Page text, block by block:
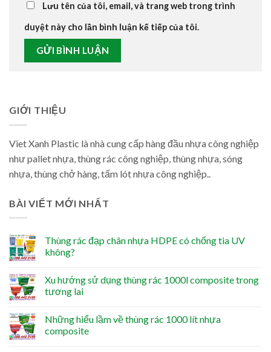
Lưu tên của tôi, email, và trang web trong trình
duyệt này cho lần bình luận kế tiếp của tôi.
GIỚI THIỆU
Viet Xanh Plastic là nhà cung cấp hàng đầu nhựa công nghiệp
như pallet nhựa, thùng rác công nghiệp, thùng nhựa, sóng
nhựa, thùng chở hàng, tấm lót nhựa công nghiệp..
BÀI VIẾT MỚI NHẤT
Thùng rác đạp chân nhựa HDPE có chống tia UV
không?
Xu hướng sử dụng thùng rác 1000l composite trong
tương lai
Những hiểu lầm về thùng rác 1000 lít nhựa
composite